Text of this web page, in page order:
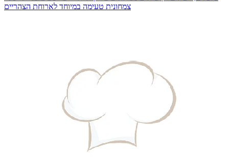
צמחונית טעימה במיוחד לארוחת הצהריים